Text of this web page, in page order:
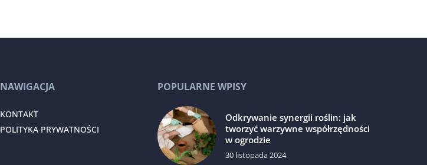
NAWIGACJA
KONTAKT
POLITYKA PRYWATNOŚCI
POPULARNE WPISY
Odkrywanie synergii roślin: jak
tworzyć warzywne współrzędności
w ogrodzie
30 listopada 2024